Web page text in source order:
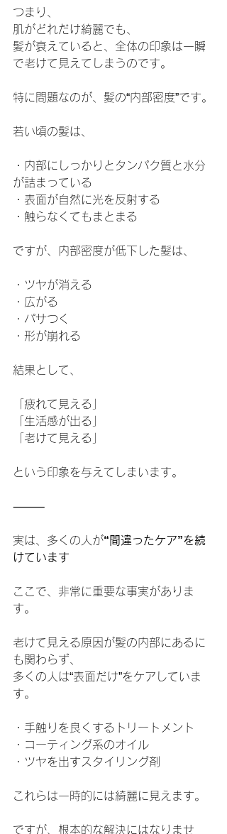
つまり、
肌がどれだけ綺麗でも、
髪が衰えていると、全体の印象は一瞬
で老けて見えてしまうのです。
特に問題なのが、髪の“内部密度”です。
若い頃の髪は、
・内部にしっかりとタンパク質と水分
が詰まっている
・表面が自然に光を反射する
・触らなくてもまとまる
ですが、内部密度が低下した髪は、
・ツヤが消える
・広がる
・パサつく
・形が崩れる
結果として、
「疲れて見える」
「生活感が出る」
「老けて見える」
という印象を与えてしまいます。
⸻
実は、多くの人が“間違ったケア”を続
けています
ここで、非常に重要な事実がありま
す。
老けて見える原因が髪の内部にあるに
も関わらず、
多くの人は“表面だけ”をケアしていま
す。
・手触りを良くするトリートメント
・コーティング系のオイル
・ツヤを出すスタイリング剤
これらは一時的には綺麗に見えます。
ですが、根本的な解決にはなりませ